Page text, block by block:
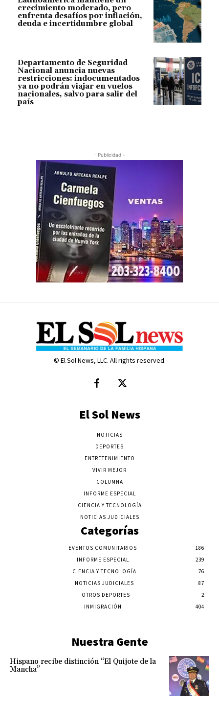
crecimiento moderado, pero
enfrenta desafíos por inflación,
deuda e incertidumbre global
Departamento de Seguridad
Nacional anuncia nuevas
restricciones: indocumentados
ya no podrán viajar en vuelos
nacionales, salvo para salir del
país
- Publicidad -
© El Sol News, LLC. All rights reserved.
El Sol News
NOTICIAS
DEPORTES
ENTRETENIMIENTO
VIVIR MEJOR
COLUMNA
INFORME ESPECIAL
CIENCIA Y TECNOLOGÍA
NOTICIAS JUDICIALES
Categorías
EVENTOS COMUNITARIOS
186
INFORME ESPECIAL
239
CIENCIA Y TECNOLOGÍA
76
NOTICIAS JUDICIALES
87
OTROS DEPORTES
2
INMIGRACIÓN
404
Nuestra Gente
Hispano recibe distinción “El Quijote de la
Mancha”